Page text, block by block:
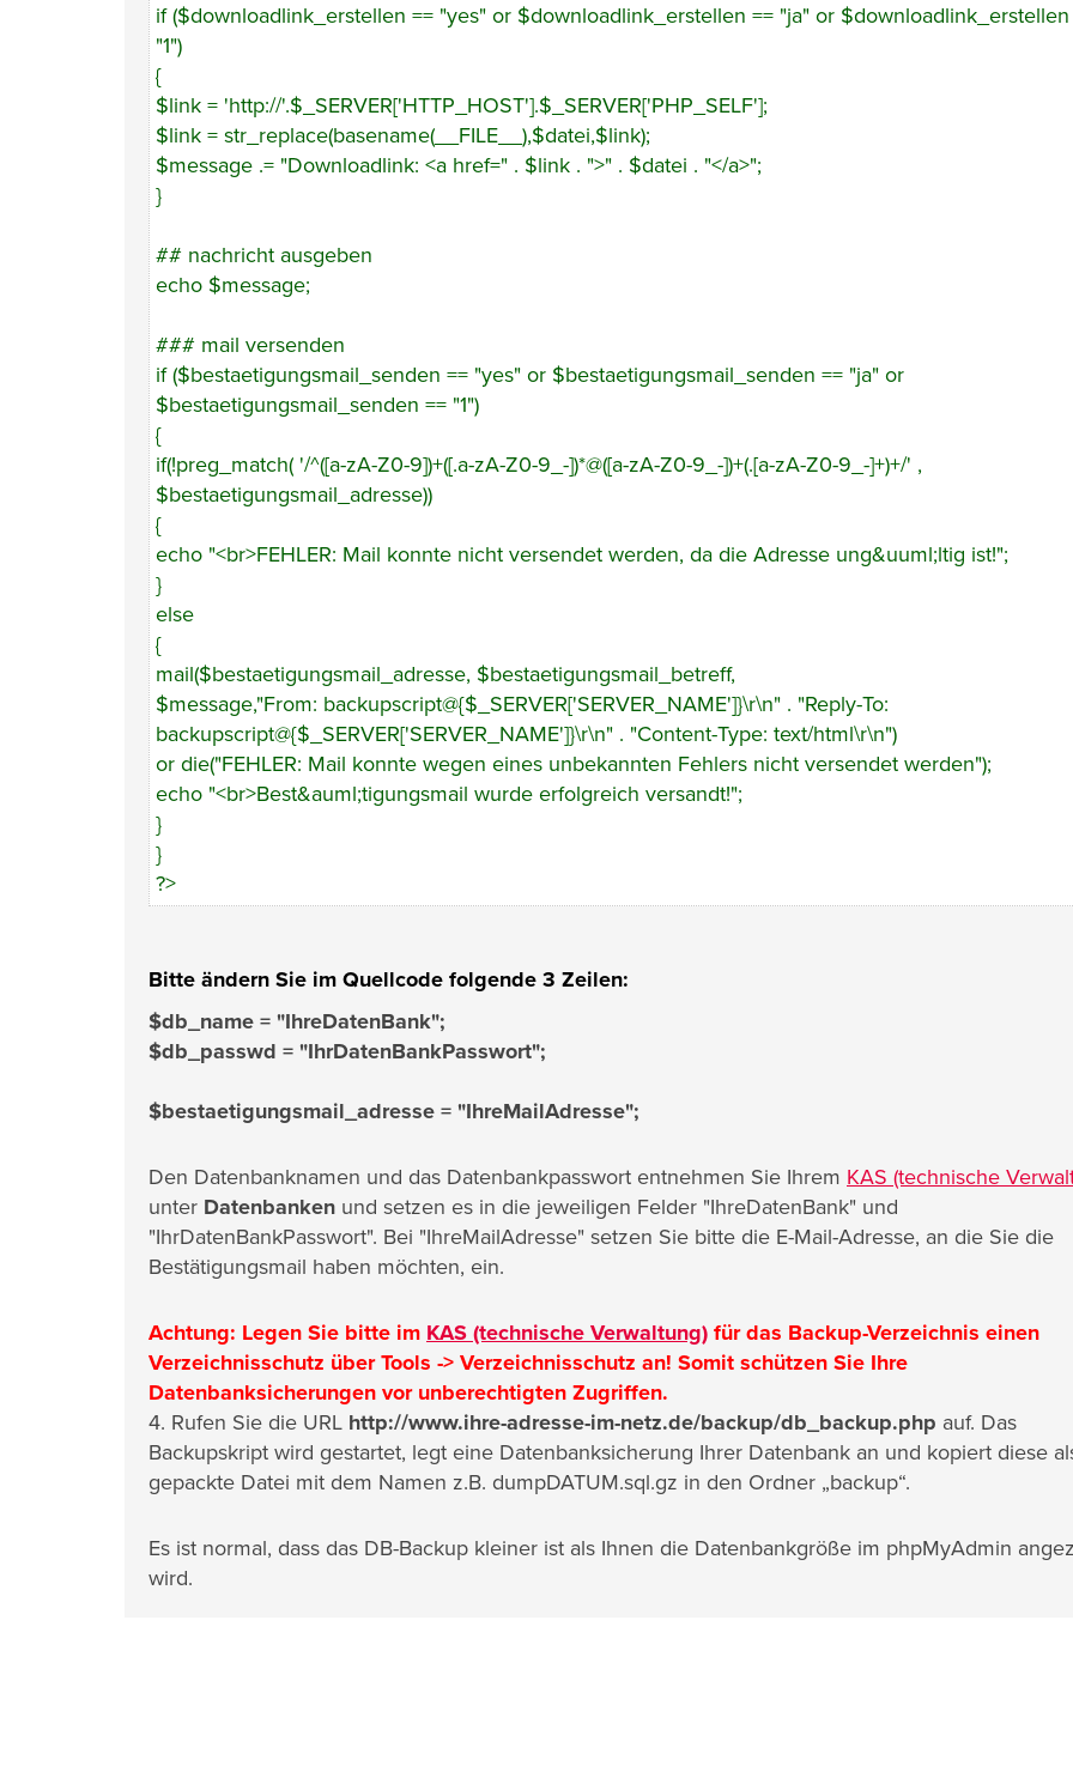
if ($downloadlink_erstellen == "yes" or $downloadlink_erstellen == "ja" or $downloadlink_erstellen
"1")
{
$link = 'http://'.$_SERVER['HTTP_HOST'].$_SERVER['PHP_SELF'];
$link = str_replace(basename(__FILE__),$datei,$link);
$message .= "Downloadlink: <a href=" . $link . ">" . $datei . "</a>";
}
## nachricht ausgeben
echo $message;
### mail versenden
if ($bestaetigungsmail_senden == "yes" or $bestaetigungsmail_senden == "ja" or
$bestaetigungsmail_senden == "1")
{
if(!preg_match( '/^([a-zA-Z0-9])+([.a-zA-Z0-9_-])*@([a-zA-Z0-9_-])+(.[a-zA-Z0-9_-]+)+/' ,
$bestaetigungsmail_adresse))
{
echo "<br>FEHLER: Mail konnte nicht versendet werden, da die Adresse ung&uuml;ltig ist!";
}
else
{
mail($bestaetigungsmail_adresse, $bestaetigungsmail_betreff,
$message,"From: backupscript@{$_SERVER['SERVER_NAME']}\r\n" . "Reply-To:
backupscript@{$_SERVER['SERVER_NAME']}\r\n" . "Content-Type: text/html\r\n")
or die("FEHLER: Mail konnte wegen eines unbekannten Fehlers nicht versendet werden");
echo "<br>Best&auml;tigungsmail wurde erfolgreich versandt!";
}
}
?>
Bitte ändern Sie im Quellcode folgende 3 Zeilen:
$db_name = "IhreDatenBank";
$db_passwd = "IhrDatenBankPasswort";
$bestaetigungsmail_adresse = "IhreMailAdresse";
Den Datenbanknamen und das Datenbankpasswort entnehmen Sie Ihrem KAS (technische
unter Datenbanken und setzen es in die jeweiligen Felder "IhreDatenBank" und
"IhrDatenBankPasswort". Bei "IhreMailAdresse" setzen Sie bitte die E-Mail-Adresse, an die Sie die
Bestätigungsmail haben möchten, ein.
Achtung: Legen Sie bitte im KAS (technische Verwaltung) für das Backup-Verzeichnis einen
Verzeichnisschutz über Tools -> Verzeichnisschutz an! Somit schützen Sie Ihre
Datenbanksicherungen vor unberechtigten Zugriffen.
4. Rufen Sie die URL http://www.ihre-adresse-im-netz.de/backup/db_backup.php auf. Das
Backupskript wird gestartet, legt eine Datenbanksicherung Ihrer Datenbank an und kopiert diese
gepackte Datei mit dem Namen z.B. dumpDATUM.sql.gz in den Ordner „backup“.
Es ist normal, dass das DB-Backup kleiner ist als Ihnen die Datenbankgröße im phpMyAdmin
wird.